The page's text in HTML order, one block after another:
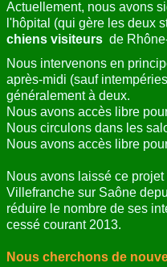
Actuellement, nous avons
l'hôpital (qui gère les deux
chiens visiteurs de
Nous intervenons en
après-midi (sauf
généralement à deux.
Nous avons accès libre
Nous circulons dans les
Nous avons accès libre
Nous avons laissé ce
Villefranche sur Saône
réduire le nombre de ses
cessé courant 2013.
Nous cherchons de